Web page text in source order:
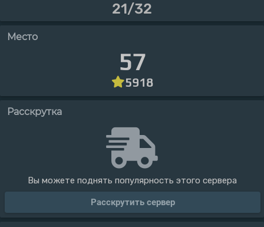
21/32
Место
57
5918
Расскрутка
Вы можете поднять популярность этого сервера
Расскрутить сервер